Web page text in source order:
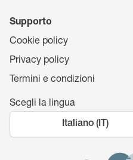
Supporto
Cookie policy
Privacy policy
Termini e condizioni
Scegli la lingua
Italiano (IT)